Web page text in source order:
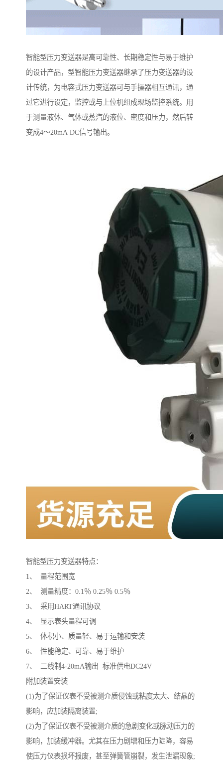
智能型压力变送器是高可靠性、长期稳定性与易于维护
的设计产品，型智能压力变送器继承了压力变送器的设
计传统，为电容式压力变送器可与手操器相互通讯，通
过它进行设定，监控或与上位机组成现场监控系统。用
于测量液体、气体或蒸汽的液位、密度和压力，然后转
变成4～20mA DC信号输出。
智能型压力变送器特点：
1、 量程范围宽
2、 测量精度：0.1％ 0.25％ 0.5％
3、 采用HART通讯协议
4、 显示表头量程可调
5、 体积小、质量轻、易于运输和安装
6、 性能稳定、可靠、易于维护
7、 二线制4-20mA输出 标准供电DC24V
附加装置安装
(1)为了保证仪表不受被测介质侵蚀或粘度太大、结晶的
影响，应加装隔离装置;
(2)为了保证仪表不受被测介质的急剧变化或脉动压力的
影响，加装缓冲器。尤其在压力剧增和压力陡降，容易
使压力仪表损坏报废，甚至弹簧管崩裂，发生泄漏现象;